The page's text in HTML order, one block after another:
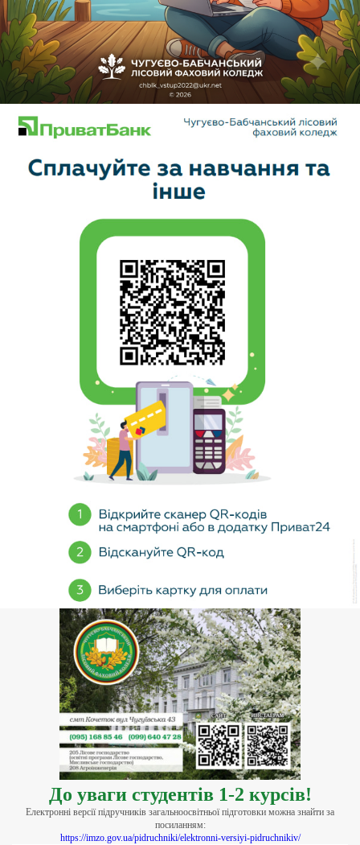
До уваги студентів 1-2 курсів!
Електронні версії підручників загальноосвітньої підготовки можна знайти за
посиланням:
https://imzo.gov.ua/pidruchniki/elektronni-versiyi-pidruchnikiv/